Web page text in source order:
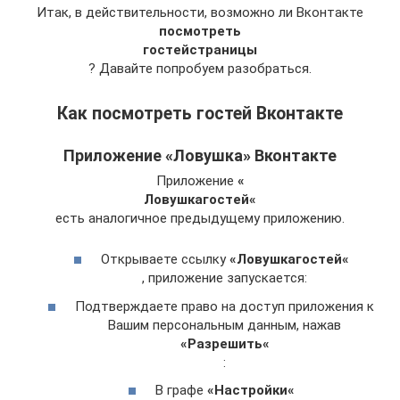
Итак, в действительности, возможно ли Вконтакте
посмотреть
гостейстраницы
? Давайте попробуем разобраться.
Как посмотреть гостей Вконтакте
Приложение «Ловушка» Вконтакте
Приложение «
Ловушкагостей«
есть аналогичное предыдущему приложению.
Открываете ссылку«Ловушкагостей«
, приложение запускается:
Подтверждаете право на доступ приложения к
Вашим персональным данным, нажав
«Разрешить«
:
В графе «Настройки«